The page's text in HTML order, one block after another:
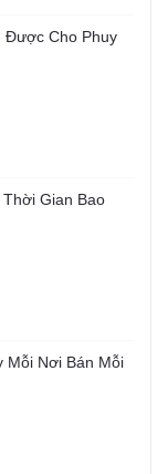
Được Cho Phuy
Gian Bao
Mỗi Nơi Bán Mỗi